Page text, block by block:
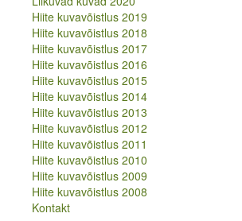
Hiite kuvavõistlus 2020
Hiite kuvavõistlus 2020 lisa
Liikuvad kuvad 2020
Hiite kuvavõistlus 2019
Hiite kuvavõistlus 2018
Hiite kuvavõistlus 2017
Hiite kuvavõistlus 2016
Hiite kuvavõistlus 2015
Hiite kuvavõistlus 2014
Hiite kuvavõistlus 2013
Hiite kuvavõistlus 2012
Hiite kuvavõistlus 2011
Hiite kuvavõistlus 2010
Hiite kuvavõistlus 2009
Hiite kuvavõistlus 2019
Hiite kuvavõistlus 2018
Hiite kuvavõistlus 2017
Hiite kuvavõistlus 2016
Hiite kuvavõistlus 2015
Hiite kuvavõistlus 2014
Hiite kuvavõistlus 2013
Hiite kuvavõistlus 2012
Hiite kuvavõistlus 2011
Hiite kuvavõistlus 2010
Hiite kuvavõistlus 2009
Hiite kuvavõistlus 2008
Kontakt